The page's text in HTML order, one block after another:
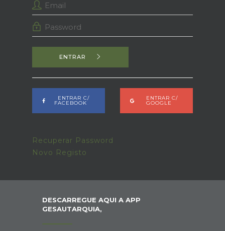
ENTRAR
ENTRAR C/
FACEBOOK
ENTRAR C/
GOOGLE
Recuperar Password
Novo Registo
DESCARREGUE AQUI A APP
GESAUTARQUIA,